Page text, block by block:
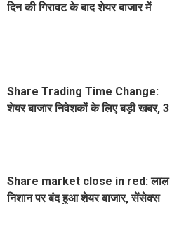
दिन की गिरावट के बाद शेयर बाजार में
Share Trading Time Change:
शेयर बाजार निवेशकों के लिए बड़ी खबर, 3
Share market close in red: लाल
निशान पर बंद हुआ शेयर बाजार, सेंसेक्स